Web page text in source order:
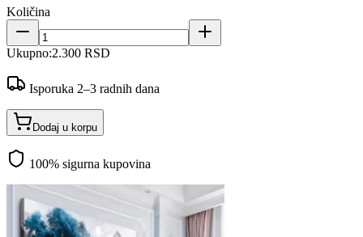
Količina
Ukupno:2.300 RSD
Isporuka 2–3 radnih dana
Dodaj u korpu
100% sigurna kupovina